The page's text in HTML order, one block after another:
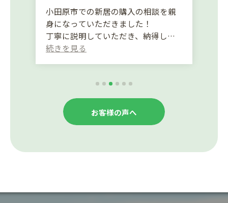
小田原市での新居の購入の相談を親
身になっていただきました！
丁寧に説明していただき、納得した
上で人生で一番大きな買い物ができ
(Translated by Google)
We kindly provided advice on
purchasing a new home in Odawara
お客様の声へ